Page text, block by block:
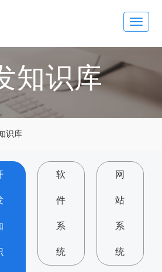
Toggle
知识库
识库
软
件
系
统
网
站
系
统